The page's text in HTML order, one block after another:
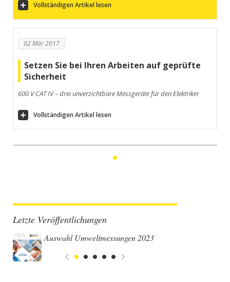
Vollständigen Artikel lesen
02 Mär 2017
Setzen Sie bei Ihren Arbeiten auf geprüfte
Sicherheit
600 V CAT IV – drei unverzichtbare Messgeräte für den Elektriker
Vollständigen Artikel lesen
Letzte Veröffentlichungen
Auswahl Umweltmessungen 2023